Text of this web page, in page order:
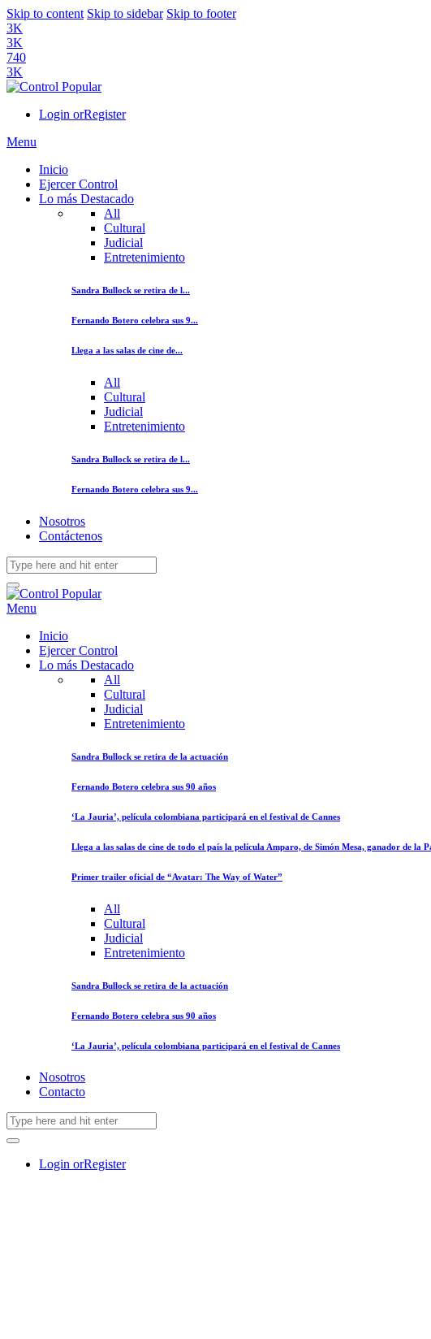
Skip to content Skip to sidebar Skip to footer
3K
3K
740
3K
Login orRegister
Menu
Inicio
Ejercer Control
Lo más Destacado
All
Cultural
Judicial
Entretenimiento
Sandra Bullock se retira de l...
Fernando Botero celebra sus 9...
Llega a las salas de cine de...
All
Cultural
Judicial
Entretenimiento
Sandra Bullock se retira de l...
Fernando Botero celebra sus 9...
Nosotros
Contáctenos
Menu
Inicio
Ejercer Control
Lo más Destacado
All
Cultural
Judicial
Entretenimiento
Sandra Bullock se retira de la actuación
Fernando Botero celebra sus 90 años
‘La Jauria’, película colombiana participará en el festival de Cannes
Llega a las salas de cine de todo el país la película Amparo, de Simón Mesa, ganador de la
Primer trailer oficial de “Avatar: The Way of Water”
All
Cultural
Judicial
Entretenimiento
Sandra Bullock se retira de la actuación
Fernando Botero celebra sus 90 años
‘La Jauria’, película colombiana participará en el festival de Cannes
Nosotros
Contacto
Login orRegister